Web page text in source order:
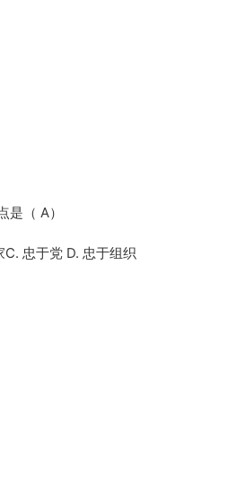
（ A）
忠于党 D. 忠于组织